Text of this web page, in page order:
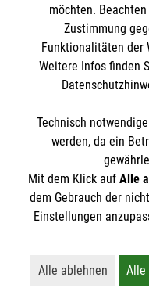
Barrierefreiheit
Malteser in
Malteserorden
Sharepoint
Spendenkonto
IBAN: DE39 3706
BIC:
Stichwort:
So finden Sie
Zeppelinstraße 17
48529 Nordhorn
Email:
Der Malteser
Gewerbesteuer befreit.
möchten.
Zustimmung
Funktionalitäten der
Weitere Infos finden
Technisch
werden, da ein
Mit dem Klick auf Alle
dem Gebrauch der
Einstellungen
Alle ablehnen
Lehnt alle
Alle